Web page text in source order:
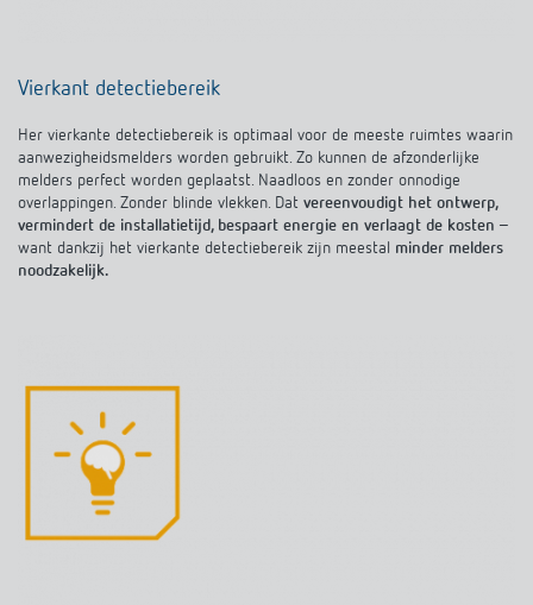
Vierkant detectiebereik
Her vierkante detectiebereik is optimaal voor de meeste ruimtes waarin
aanwezigheidsmelders worden gebruikt. Zo kunnen de afzonderlijke
melders perfect worden geplaatst. Naadloos en zonder onnodige
overlappingen. Zonder blinde vlekken. Dat vereenvoudigt het ontwerp,
vermindert de installatietijd, bespaart energie en verlaagt de kosten –
want dankzij het vierkante detectiebereik zijn meestal minder melders
noodzakelijk.